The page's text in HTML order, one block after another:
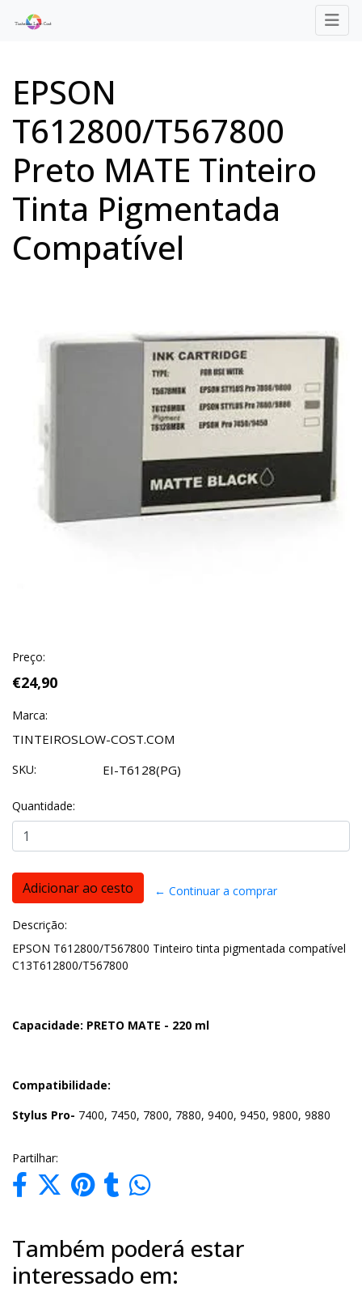
EPSON
T612800/T567800
Preto MATE Tinteiro
Tinta Pigmentada
Compatível
Preço:
€24,90
Marca:
TINTEIROSLOW-COST.COM
SKU: EI-T6128(PG)
Quantidade:
← Continuar a comprar
Descrição:
EPSON T612800/T567800 Tinteiro tinta pigmentada compatível
C13T612800/T567800
Capacidade: PRETO MATE - 220 ml
Compatibilidade:
Stylus Pro- 7400, 7450, 7800, 7880, 9400, 9450, 9800, 9880
Partilhar:
Também poderá estar
interessado em: